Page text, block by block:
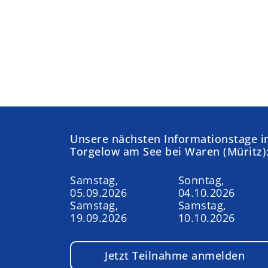
Unsere nächsten Informationstage
Torgelow am See bei Waren
Samstag,
05.09.2026
Samstag,
19.09.2026
Sonntag,
04.10.2026
Samstag,
10.10.2026
Jetzt Teilnahme anmelden